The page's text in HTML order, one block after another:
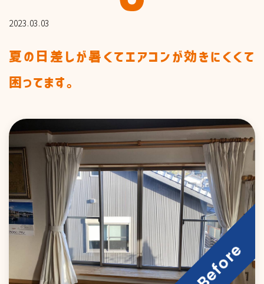
施工事例・お客様の声
施工までの流れ
お知らせ&ブログ
お見積り
窓まわり
私たちの取り組み
2023.03.03
夏の日差しが暑くてエアコンが効きにくくて
困ってます。